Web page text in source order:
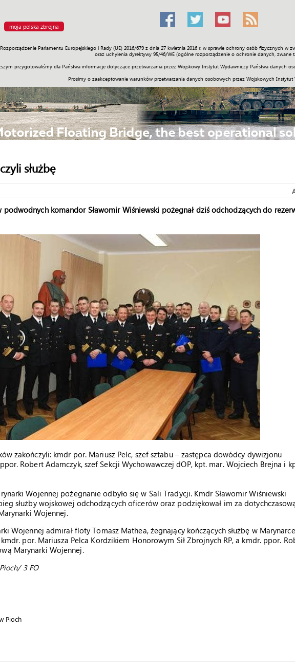
moja polska zbrojna
Parlamentu Europejskiego i Rady (UE) 2016/679 z dnia 27 kwietnia 2016 r. w sprawie ochrony osób fizycznych
oraz uchylenia dyrektywy 95/46/WE (ogólne rozporządzenie o ochronie danych, zwane
przygotowaliśmy dla Państwa informacje dotyczące przetwarzania przez Wojskowy Instytut Wydawniczy Państwa danych
Prosimy o zaakceptowanie warunków przetwarzania danych osobowych przez Wojskowych Instytut
Misje Polityka Prawo Świat Społeczność Sport Historia Galerie Wideo
służbę
komandor Sławomir Wiśniewski pożegnał dziś odchodzących do
zakończyli: kmdr por. Mariusz Pelc, szef sztabu – zastępca dowódcy dywizjonu
Robert Adamczyk, szef Sekcji Wychowawczej dOP, kpt. mar. Wojciech Brejna i
Wojennej pożegnanie odbyło się w Sali Tradycji. Kmdr Sławomir Wiśniewski
służby wojskowej odchodzących oficerów oraz podziękował im za
Wojennej.
Wojennej admirał floty Tomasz Mathea, żegnający kończących służbę w Marynarce
por. Mariusza Pelca Kordzikiem Honorowym Sił Zbrojnych RP, a kmdr. ppor.
Marynarki Wojennej.
3 FO
Pioch